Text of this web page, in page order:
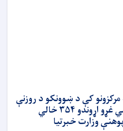
مرکزونو کې د ښوونکو د روزنې
او مسلکي پراختیا د علمي غړو اړوندو ۳۵۴ خالي
وزارت خبرتیا